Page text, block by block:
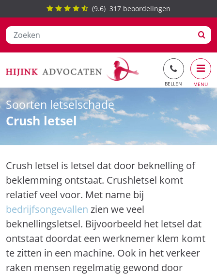
Ga
naar
de
(9.6) 317 beoordelingen
Soorten letselschade
Crush letsel
Crush letsel is letsel dat door beknelling of
beklemming ontstaat. Crushletsel komt
relatief veel voor. Met name bij
bedrijfsongevallen zien we veel
beknellingsletsel. Bijvoorbeeld het letsel dat
ontstaat doordat een werknemer klem komt
te zitten in een machine. Ook in het verkeer
raken mensen regelmatig gewond door